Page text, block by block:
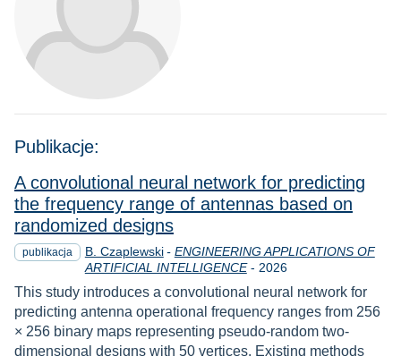
Publikacje:
A convolutional neural network for predicting
the frequency range of antennas based on
randomized designs
publikacja B. Czaplewski - ENGINEERING APPLICATIONS OF
ARTIFICIAL INTELLIGENCE- Rok
2026
This study introduces a convolutional neural network for
predicting antenna operational frequency ranges from 256
× 256 binary maps representing pseudo-random two-
dimensional designs with 50 vertices. Existing methods